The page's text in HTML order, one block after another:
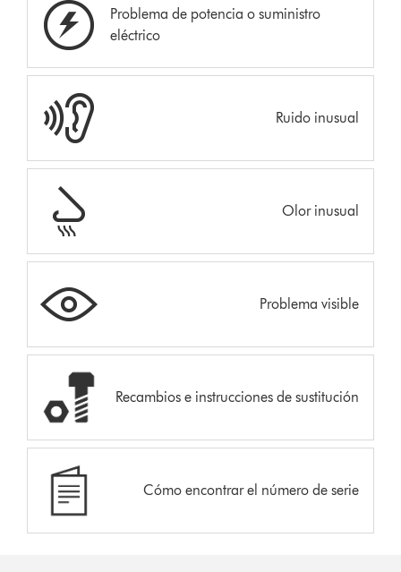
Problema de potencia o suministro
eléctrico
Ruido inusual
Olor inusual
Problema visible
Recambios e instrucciones de sustitución
Cómo encontrar el número de serie